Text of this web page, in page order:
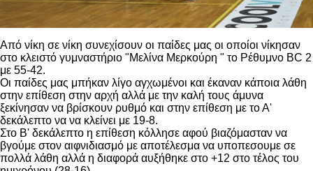
Από νίκη σε νίκη συνεχίσουν οι παίδες μας οι οποίοι νίκησαν
στο κλειστό γυμναστήριο "Μελίνα Μερκούρη " το Ρέθυμνο BC 2
με 55-42.
Οι παίδες μας μπήκαν λίγο αγχωμένοι και έκαναν κάποια λάθη
στην επίθεση στην αρχή αλλά με την καλή τους άμυνα
ξεκίνησαν να βρίσκουν ρυθμό και στην επίθεση με το Α'
δεκάλεπτο να να κλείνει με 19-8.
Στο Β' δεκάλεπτο η επίθεση κόλλησε αφού βιαζόμασταν να
βγούμε στον αιφνιδιασμό με αποτέλεσμα να υποπεσουμε σε
πολλά λάθη αλλά η διαφορά αυξήθηκε στο +12 στο τέλος του